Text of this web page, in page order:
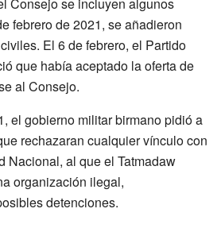
Consejo se incluyen algunos
febrero de 2021, se añadieron
El 6 de febrero, el Partido
que había aceptado la oferta de
al Consejo.
el gobierno militar birmano pidió a
rechazaran cualquier vínculo con
Nacional, al que el Tatmadaw
organización ilegal,
detenciones.